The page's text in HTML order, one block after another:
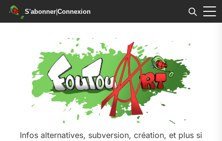
S'abonner|Connexion
Infos alternatives, subversion, création, et plus si